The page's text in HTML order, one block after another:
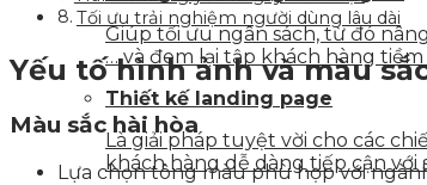
Giúp tối ưu ngân sách, từ đó
… và đem lại tập khách hàng tiềm
Thiết kế landing page
Là giải pháp tuyệt vời cho các
khách hàng dễ dàng tiếp cận với
Tối ưu trải nghiệm người dùng lâu dài
Yếu tố hình ảnh và màu
Màu sắc hài hòa
Lựa chọn tông màu phù hợp với